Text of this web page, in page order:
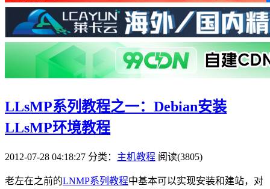
LLsMP系列教程之一：Debian安装
LLsMP环境教程
2012-07-28 04:18:27 分类： 主机教程 阅读(3805)
老左在之前的LNMP系列教程中基本可以实现安装和建站，对